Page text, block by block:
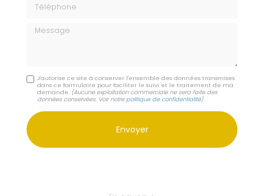
Message
J'autorise ce site à conserver l'ensemble des données transmises
dans ce formulaire pour faciliter le suivi et le traitement de ma
demande. (Aucune exploitation commerciale ne sera faite des
données conservées. Voir notre politique de confidentialité)